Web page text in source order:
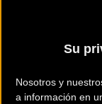
Su
Nosotros y
a información en
Durante las 6
abrirá carrera
ganadora de